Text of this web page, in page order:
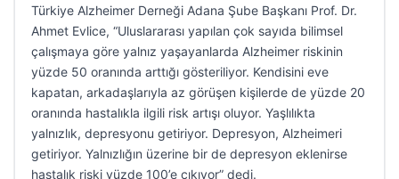
Türkiye Alzheimer Derneği Adana Şube Başkanı Prof. Dr.
Ahmet Evlice, “Uluslararası yapılan çok sayıda bilimsel
çalışmaya göre yalnız yaşayanlarda Alzheimer riskinin
yüzde 50 oranında arttığı gösteriliyor. Kendisini eve
kapatan, arkadaşlarıyla az görüşen kişilerde de yüzde 20
oranında hastalıkla ilgili risk artışı oluyor. Yaşlılıkta
yalnızlık, depresyonu getiriyor. Depresyon, Alzheimeri
getiriyor. Yalnızlığın üzerine bir de depresyon eklenirse
hastalık riski yüzde 100’e çıkıyor” dedi.